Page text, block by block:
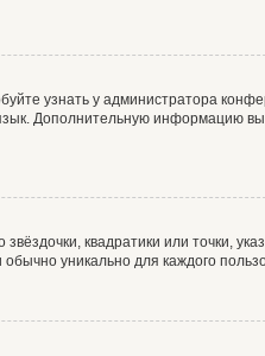
узнать у администратора
Дополнительную информацию
квадратики или точки,
уникально для каждого